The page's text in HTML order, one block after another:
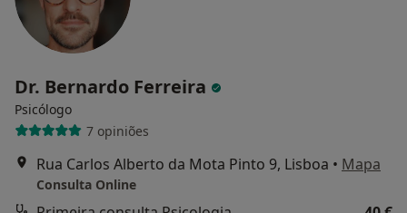
Dr. Bernardo Ferreira
Psicólogo
7 opiniões
Rua Carlos Alberto da Mota Pinto 9, Lisboa • Mapa
Consulta Online